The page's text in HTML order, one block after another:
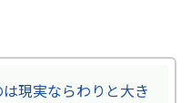
現実ならわりと大き